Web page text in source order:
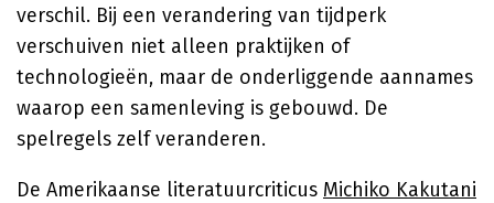
verschil. Bij een verandering van tijdperk
verschuiven niet alleen praktijken of
technologieën, maar de onderliggende aannames
waarop een samenleving is gebouwd. De
spelregels zelf veranderen.
De Amerikaanse literatuurcriticus Michiko Kakutani